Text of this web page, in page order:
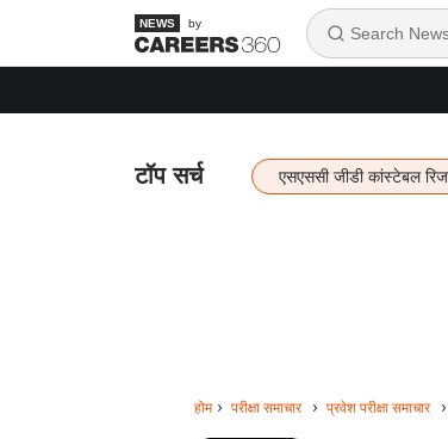
by
टॉप सर्च एसएससी जीडी कांस्टेबल
होम परीक्षा समाचार प्रवेश परीक्षा समाचार